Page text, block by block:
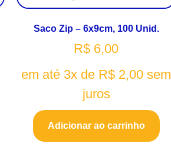
Saco Zip – 6x9cm, 100 Unid.
R$ 6,00
em até 3x de R$ 2,00 sem
juros
Adicionar ao carrinho